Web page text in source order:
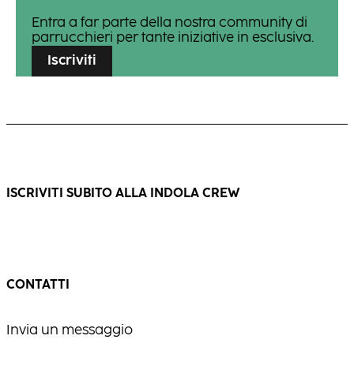
Entra a far parte della nostra community di
parrucchieri per tante iniziative in esclusiva.
Iscriviti
ISCRIVITI SUBITO ALLA INDOLA CREW
CONTATTI
Invia un messaggio